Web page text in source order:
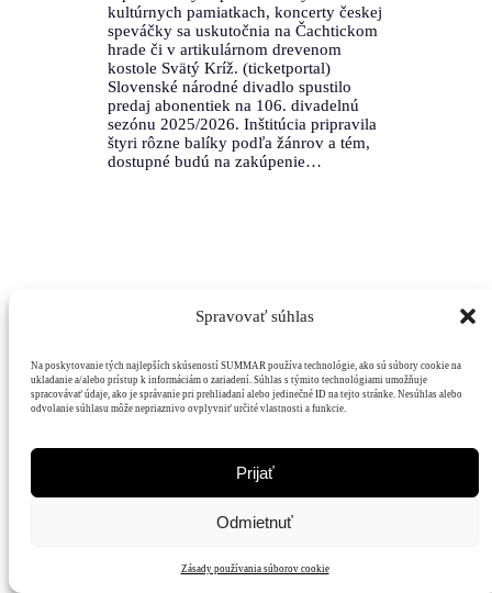
Spravovať súhlas
Na poskytovanie tých najlepších skúseností SUMMAR používa technológie, ako sú súbory cookie na
ukladanie a/alebo prístup k informáciám o zariadení. Súhlas s týmito technológiami umožňuje
spracovávať údaje, ako je správanie pri prehliadaní alebo jedinečné ID na tejto stránke. Nesúhlas alebo
odvolanie súhlasu môže nepriaznivo ovplyvniť určité vlastnosti a funkcie.
Prijať
Odmietnuť
Zásady používania súborov cookie
kultúrnych pamiatkach, koncerty českej
speváčky sa uskutočnia na Čachtickom
hrade či v artikulárnom drevenom
kostole Svätý Kríž. (ticketportal)
Slovenské národné divadlo spustilo
predaj abonentiek na 106. divadelnú
sezónu 2025/2026. Inštitúcia pripravila
štyri rôzne balíky podľa žánrov a tém,
dostupné budú na zakúpenie…